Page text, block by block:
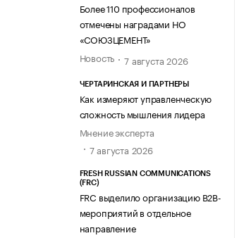
Более 110 профессионалов
отмечены наградами НО
«СОЮЗЦЕМЕНТ»
Новость
7 августа 2026
ЧЕРТАРИНСКАЯ И ПАРТНЕРЫ
Как измеряют управленческую
сложность мышления лидера
Мнение эксперта
7 августа 2026
FRESH RUSSIAN COMMUNICATIONS
(FRC)
FRC выделило организацию B2B-
мероприятий в отдельное
направление